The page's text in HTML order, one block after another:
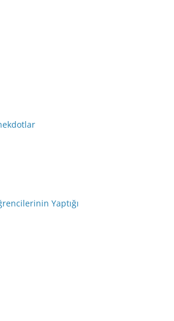
Yaptığı